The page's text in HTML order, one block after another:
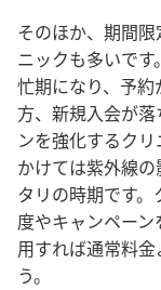
そのほか、期間
ニックも多いで
忙期になり、予
方、新規入会が
ンを強化するク
かけては紫外線
タリの時期です
度やキャンペー
用すれば通常料
う。